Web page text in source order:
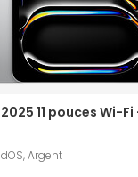
11 pouces Wi-
Argent